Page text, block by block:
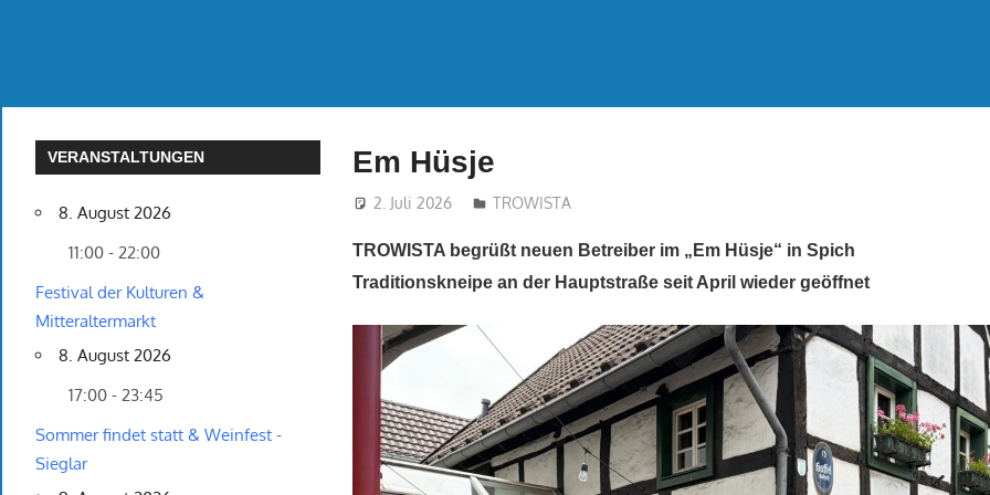
Em Hüsje
2. Juli 2026 treffpunkt
TROWISTA
TROWISTA begrüßt neuen Betreiber im „Em Hüsje“ in Spich
Traditionskneipe an der Hauptstraße seit April wieder geöffnet
VERANSTALTUNGEN
8. August 2026
11:00 - 22:00
Festival der Kulturen &
Mitteraltermarkt
8. August 2026
17:00 - 23:45
Sommer findet statt & Weinfest -
Sieglar